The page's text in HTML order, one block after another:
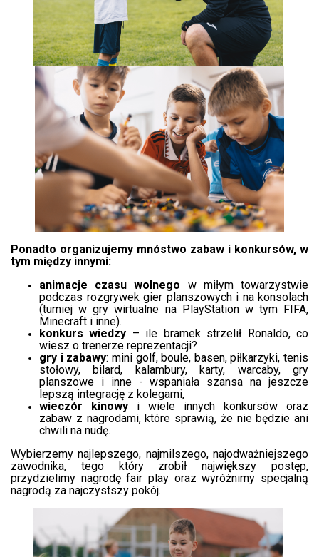
Ponadto organizujemy mnóstwo zabaw i konkursów, w
tym między innymi:
animacje czasu wolnego w miłym towarzystwie
podczas rozgrywek gier planszowych i na konsolach
(turniej w gry wirtualne na PlayStation w tym FIFA,
Minecraft i inne).
konkurs wiedzy – ile bramek strzelił Ronaldo, co
wiesz o trenerze reprezentacji?
gry i zabawy: mini golf, boule, basen, piłkarzyki, tenis
stołowy, bilard, kalambury, karty, warcaby, gry
planszowe i inne - wspaniała szansa na jeszcze
lepszą integrację z kolegami,
wieczór kinowy i wiele innych konkursów oraz
zabaw z nagrodami, które sprawią, że nie będzie ani
chwili na nudę.
Wybierzemy najlepszego, najmilszego, najodważniejszego
zawodnika, tego który zrobił największy postęp,
przydzielimy nagrodę fair play oraz wyróżnimy specjalną
nagrodą za najczystszy pokój.